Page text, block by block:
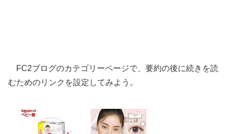
FC2ブログのカテゴリーページで、要約の後に続きを読
むためのリンクを設定してみよう。